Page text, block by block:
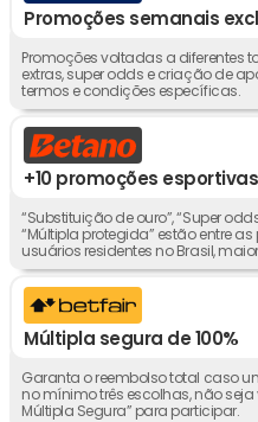
Promoções semanais
Promoções voltadas a diferentes
extras, super odds e criação de
termos e condições específicas.
+10 promoções esportivas
“Substituição de ouro”, “Super
“Múltipla protegida” estão entre
usuários residentes no Brasil,
Múltipla segura de 100%
Garanta o reembolso total caso
no mínimo três escolhas, não
Múltipla Segura” para participar.